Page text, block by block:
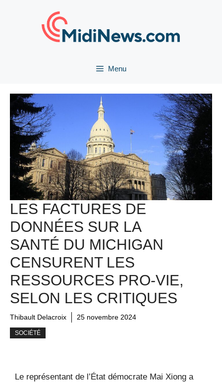
Menu
LES FACTURES DE
DONNÉES SUR LA
SANTÉ DU MICHIGAN
CENSURENT LES
RESSOURCES PRO-VIE,
SELON LES CRITIQUES
Thibault Delacroix 25 novembre 2024
SOCIÉTÉ
Le représentant de l’État démocrate Mai Xiong a